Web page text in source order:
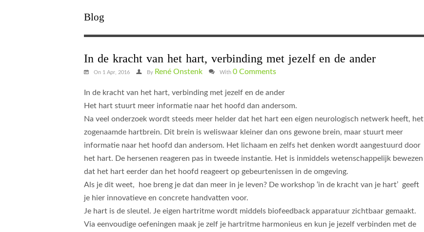
Blog
In de kracht van het hart, verbinding met jezelf en de ander
On 1 Apr, 2016 By René Onstenk With 0 Comments
In de kracht van het hart, verbinding met jezelf en de ander
Het hart stuurt meer informatie naar het hoofd dan andersom.
Na veel onderzoek wordt steeds meer helder dat het hart een eigen neurologisch netwerk heeft, het
zogenaamde hartbrein. Dit brein is weliswaar kleiner dan ons gewone brein, maar stuurt meer
informatie naar het hoofd dan andersom. Het lichaam en zelfs het denken wordt aangestuurd door
het hart. De hersenen reageren pas in tweede instantie. Het is inmiddels wetenschappelijk bewezen
dat het hart eerder dan het hoofd reageert op gebeurtenissen in de omgeving.
Als je dit weet, hoe breng je dat dan meer in je leven? De workshop ‘in de kracht van je hart’ geeft
je hier innovatieve en concrete handvatten voor.
Je hart is de sleutel. Je eigen hartritme wordt middels biofeedback apparatuur zichtbaar gemaakt.
Via eenvoudige oefeningen maak je zelf je hartritme harmonieus en kun je jezelf verbinden met de